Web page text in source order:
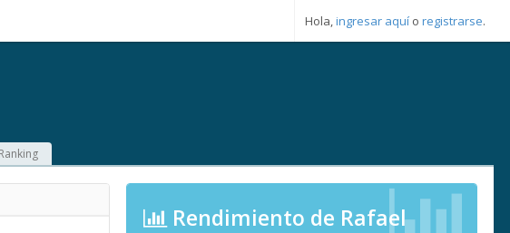
Hola,ingresar aquí o registrarse.
Ranking
Rendimiento de Rafael